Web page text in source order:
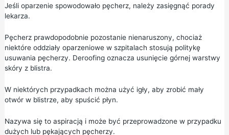
Jeśli oparzenie spowodowało pęcherz, należy zasięgnąć porady
lekarza.
Pęcherz prawdopodobnie pozostanie nienaruszony, chociaż
niektóre oddziały oparzeniowe w szpitalach stosują politykę
usuwania pęcherzy. Deroofing oznacza usunięcie górnej warstwy
skóry z blistra.
W niektórych przypadkach można użyć igły, aby zrobić mały
otwór w blistrze, aby spuścić płyn.
Nazywa się to aspiracją i może być przeprowadzone w przypadku
dużych lub pękających pęcherzy.